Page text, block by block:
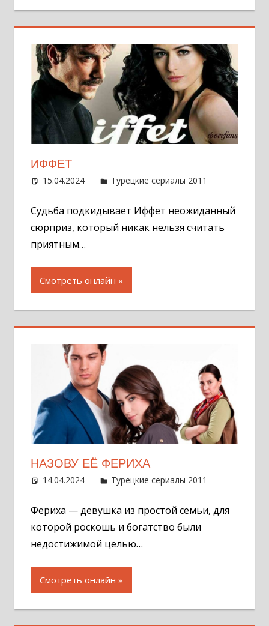
ИФФЕТ
15.04.2024 Администратор
Турецкие сериалы 2011
Судьба подкидывает Иффет неожиданный
сюрприз, который никак нельзя считать
приятным…
Смотреть онлайн
НАЗОВУ ЕЁ ФЕРИХА
14.04.2024 Администратор
Турецкие сериалы 2011
Фериха — девушка из простой семьи, для
которой роскошь и богатство были
недостижимой целью…
Смотреть онлайн